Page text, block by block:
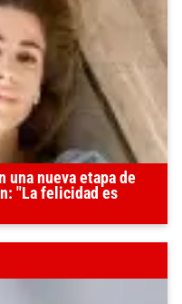
una nueva etapa de
"La felicidad es